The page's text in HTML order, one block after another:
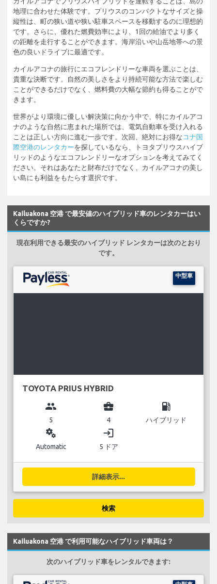
地理に合わせた体験です。プリウスのコンパクトなサイズと操
縦性は、町の狭い道や狭い駐車スペースを移動するのに理想的
です。さらに、優れた燃費効率により、1回の給油でより多く
の距離を走行することができます。海岸沿いや山岳地帯への景
色の良いドライブに最適です。
カイルアコナの旅行にエコフレンドリーな車両を選ぶことは、
貴重な決断です。自然の美しさをより持続可能な方法で楽しむ
ことができるだけでなく、燃料費の大幅な節約も得ることがで
きます。
世界がより環境に優しい解決策に向かう中で、特にカイルアコ
ナのような自然に恵まれた場所では、電気自動車を受け入れる
ことは正しい方向に進む一歩です。次回、絶対にお得なコナ国
際空港のレンタカーを探しているなら、トヨタプリウスハイブ
リッドのようなエコフレンドリーなオプションを考えてみてく
ださい。それはあなたと財布だけでなく、カイルアコナの美し
い島にも利益をもたらす選択です。
Kailuakona 空港 で最安値のハイブリッド車のレンタカーはい
くらですか?
現在利用できる最安のハイブリッド レンタカーは次のとおり
です。
中型車
TOYOTA PRIUS HYBRID
group
5
business_center
4
local_gas_station
ハイブリッド
miscellaneous_services
Automatic
login
5 ドア
詳細表示...
検索
Kailuakona 空港 で利用可能なハイブリッド車両は？
次のハイブリッド車をレンタルできます: